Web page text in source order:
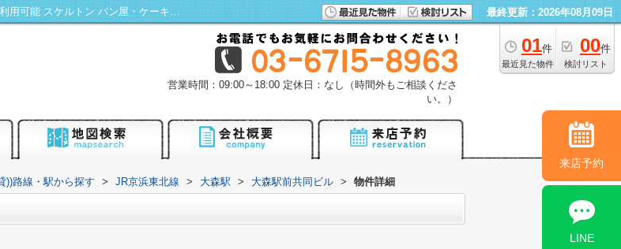
大森駅前共同ビル｜初期費用カード決済可 カフェ向け 24時間利用可能 スケルトン パン屋・ケーキ屋向け 物販向け｜蒲田・大田区エリアの不動産は株式会社KENTY不動産蒲田本店にお任せ！ 最終更新：2026年08月09日
01件
最近見た物件
00件
検討リスト
営業時間：09:00～18:00 定休日：なし（時間外もご相談くださ
い。）
))路線・駅から探す > JR京浜東北線 > 大森駅 > 大森駅前共同ビル > 物件詳細
来店予約
LINE